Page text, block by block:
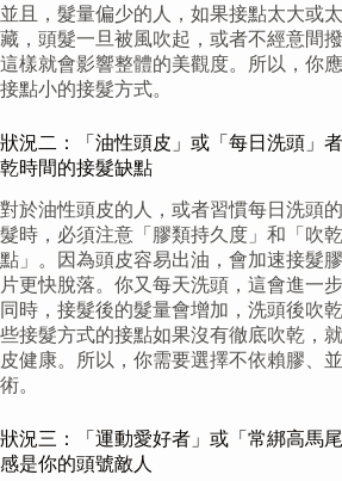
並且，髮量偏少的人，如果接點太大或
藏，頭髮一旦被風吹起，或者不經意間
這樣就會影響整體的美觀度。所以，你
接點小的接髮方式。
狀況二：「油性頭皮」或「每日洗頭」
乾時間的接髮缺點
對於油性頭皮的人，或者習慣每日洗頭
髮時，必須注意「膠類持久度」和「吹
點」。因為頭皮容易出油，會加速接髮
片更快脫落。你又每天洗頭，這會進一
同時，接髮後的髮量會增加，洗頭後吹
些接髮方式的接點如果沒有徹底吹乾，
皮健康。所以，你需要選擇不依賴膠、
術。
狀況三：「運動愛好者」或「常綁高馬
感是你的頭號敵人